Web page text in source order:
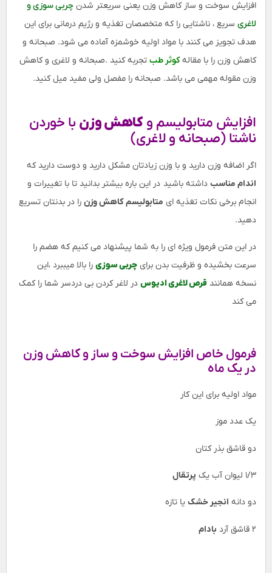
افزایش سوخت و ساز کاهش وزن یعنی سریعتر شدن چربی سوزی و
لاغری سریع ، ناشتایی را که متخصصان تغذیه و رژیم درمانی برای این
هدف تجویز می کنند با مواد اولیه خوشمزه آماده می شود. صبحانه و
کاهش وزن را با مقالهکوثر طب تجربه کنید .صبحانه و لاغری و کاهش
وزن مقوله مهمی می باشد. صبحانه را مفصل ولی مفید میل کنید.
افزایش متابولیسم و کاهش وزن با خوردن
ناشتا (صبحانه و لاغری)
اگر اضافه وزن دارید و با وزن زیادتان مشکل دارید و دوست دارید که
اندام مناسب داشته باشید در این باره بیشتر بدانید تا با تغییرات و
انجام برخی نکات تغذیه ای متابولیسم کاهش وزن را در بدنتان تسریع
دهید.
در این متن فرمول ویژه ای را به شما پیشنهاد می کنیم که هضم را
سرعت بخشیده و ظرفیت بدن برای چربی سوزی را بالا میببرد ،این
نسخه همانند قرص لاغری ادیوس در لاغر کردن بی دردسر شما را کمک
می کند
فرمول خاص افزایش سوخت و ساز و کاهش وزن
در یک ماه
مواد اولیه برای این کار
یک عدد موز
دو قاشق بذر کتان
1/3 لیوان آب یک پرتقال
دو دانه انجیر خشک یا تازه
2 قاشق آرد بادام